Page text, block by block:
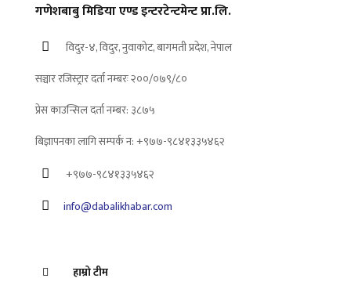
गणेशबाबु मिडिया एण्ड इन्टरटेन्टमेन्ट प्रा.लि.
विदुर-४, विदुर, नुवाकोट, बागमती प्रदेश, नेपाल
सञ्चार रजिस्ट्रार दर्ता नम्बरः २००/०७९/८०
प्रेस काउन्सिल दर्ता नम्बर: ३८७५
बिज्ञापनका लागि सम्पर्क न: +९७७-९८४१३३५४६२
+९७७-९८४१३३५४६२
info@dabalikhabar.com
हाम्रो टीम